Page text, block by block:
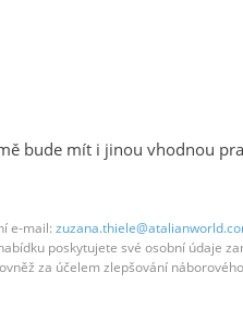
bude mít i jinou vhodnou
e-mail:
poskytujete své osobní údaje
za účelem zlepšování